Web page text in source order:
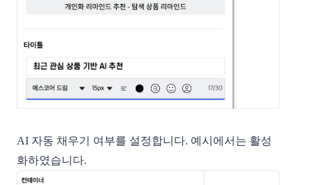
AI 자동 채우기 여부를 설정합니다. 예시에서는 활성
화하였습니다.